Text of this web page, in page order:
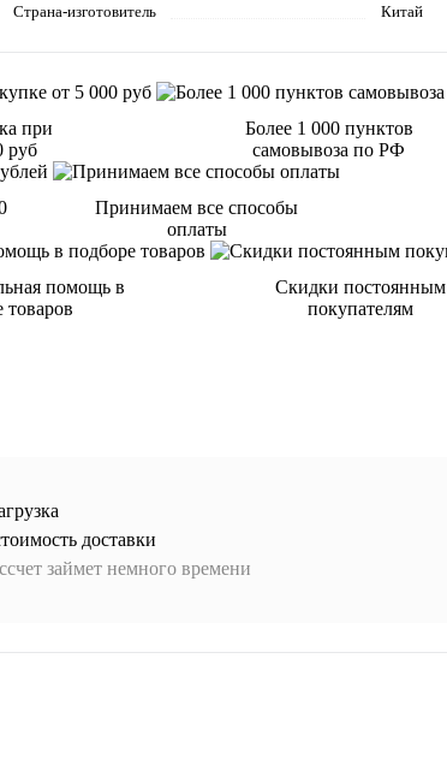
Страна-изготовитель
Китай
при
руб
Более 1 000 пунктов
самовывоза по РФ
Принимаем все способы
оплаты
помощь в
товаров
Скидки постоянным
покупателям
доставки
займет немного времени